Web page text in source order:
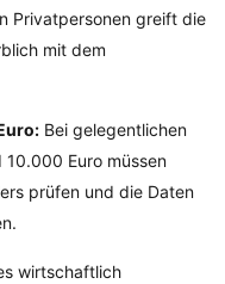
Privatpersonen greift die
mit dem
Bei gelegentlichen
Euro müssen
prüfen und die Daten
wirtschaftlich